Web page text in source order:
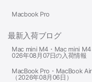
Macbook Pro
最新入荷ブログ
Mac mini M4・Mac mini
026年08月07日の入荷情報
MacBook Pro・MacBook
（2026年08月06日）